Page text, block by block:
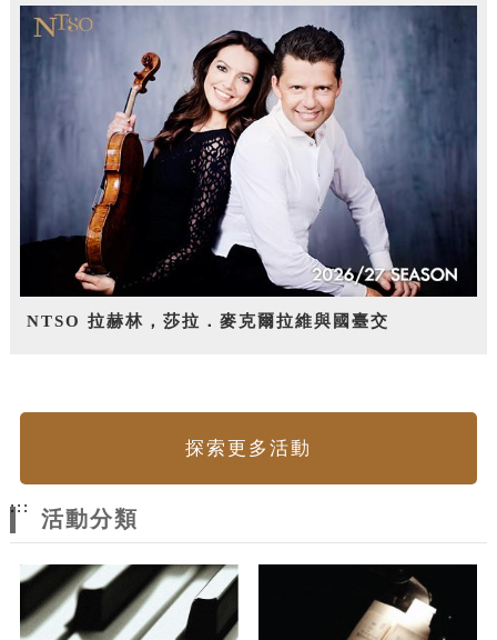
NTSO 拉赫林，莎拉．麥克爾拉維與國臺交
探索更多活動
:::
活動分類